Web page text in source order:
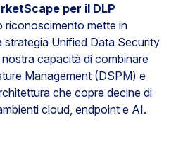
per il DLP
riconoscimento mette in
strategia Unified Data Security
capacità di combinare
Management (DSPM) e
che copre decine di
cloud, endpoint e AI.